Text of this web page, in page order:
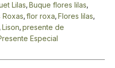
Lilas, Buque flores lilas,
, flor roxa, Flores lilas,
, Lison, presente de
Especial